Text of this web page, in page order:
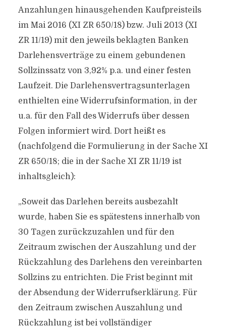
Anzahlungen hinausgehenden Kaufpreisteils
im Mai 2016 (XI ZR 650/18) bzw. Juli 2013 (XI
ZR 11/19) mit den jeweils beklagten Banken
Darlehensverträge zu einem gebundenen
Sollzinssatz von 3,92% p.a. und einer festen
Laufzeit. Die Darlehensvertragsunterlagen
enthielten eine Widerrufsinformation, in der
u.a. für den Fall des Widerrufs über dessen
Folgen informiert wird. Dort heißt es
(nachfolgend die Formulierung in der Sache XI
ZR 650/18; die in der Sache XI ZR 11/19 ist
inhaltsgleich):
„Soweit das Darlehen bereits ausbezahlt
wurde, haben Sie es spätestens innerhalb von
30 Tagen zurückzuzahlen und für den
Zeitraum zwischen der Auszahlung und der
Rückzahlung des Darlehens den vereinbarten
Sollzins zu entrichten. Die Frist beginnt mit
der Absendung der Widerrufserklärung. Für
den Zeitraum zwischen Auszahlung und
Rückzahlung ist bei vollständiger